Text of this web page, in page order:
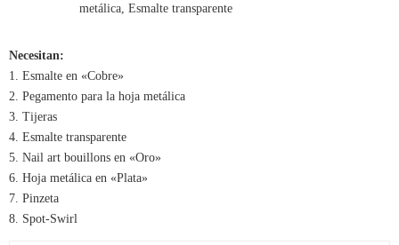
Necesitan:
1. Esmalte en «Cobre»
2. Pegamento para la hoja metálica
3. Tijeras
4. Esmalte transparente
5. Nail art bouillons en «Oro»
6. Hoja metálica en «Plata»
7. Pinzeta
8. Spot-Swirl